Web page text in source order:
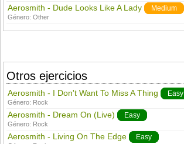
Aerosmith - Dude Looks Like A Lady Medium
Género:Other
Otros ejercicios
Aerosmith - I Don't Want To Miss A Thing Easy
Género: Rock
Aerosmith - Dream On (Live) Easy
Género: Rock
Aerosmith - Living On The Edge Easy